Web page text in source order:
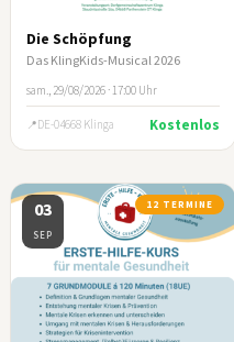
Die Schöpfung
Das KlingKids-Musical 2026
sam., 29/08/2026 · 17:00 Uhr
DE-04668 Klinga Kostenlos
03
SEP
12 TERMINE